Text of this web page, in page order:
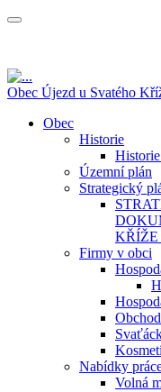
Obec Újezd u Svatého
Obec
Historie
Územní plán
Strategický
KŘÍŽE
Firmy v obci
Nabídky
Volná